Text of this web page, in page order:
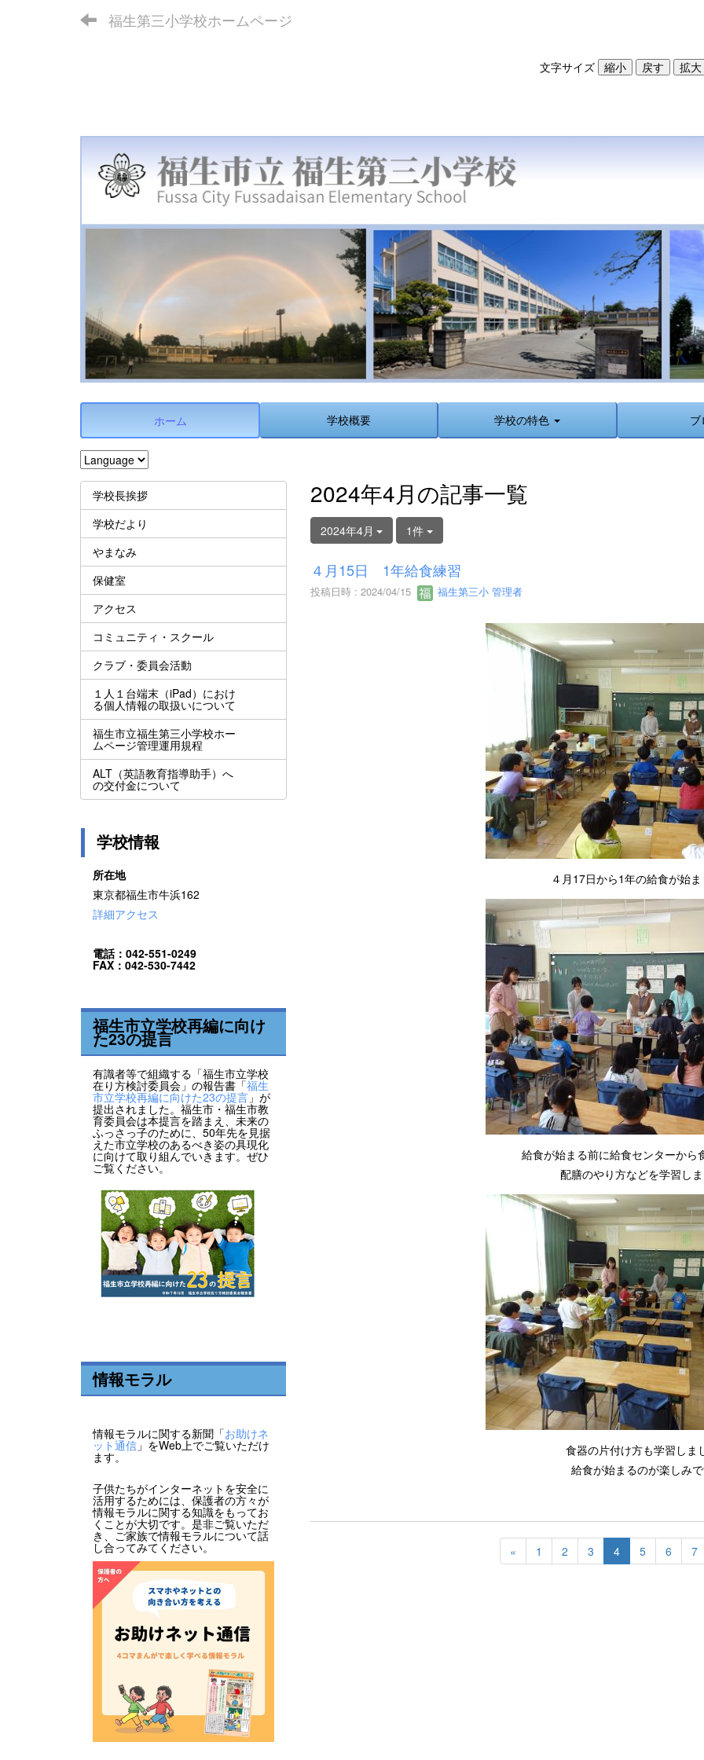
福生第三小学校ホームページ
文字サイズ
ホーム 学校概要 学校の特色
2024年4月の記事一覧
2024年4月 1件
４月15日 1年給食練習
投稿日時 : 2024/04/15 福生第三小 管理者
４月17日から1年の給食が始
給食が始まる前に給食センターから
配膳のやり方などを学習し
食器の片付け方も学習しま
給食が始まるのが楽しみ
« 1 2 3 4 5 6 7
学校長挨拶
学校だより
やまなみ
保健室
アクセス
コミュニティ・スクール
クラブ・委員会活動
１人１台端末（iPad）におけ
る個人情報の取扱いについて
福生市立福生第三小学校ホー
ムページ管理運用規程
ALT（英語教育指導助手）へ
の交付金について
学校情報
所在地
東京都福生市牛浜162
詳細アクセス
電話：042-551-0249
FAX：042-530-7442
福生市立学校再編に向け
た23の提言
有識者等で組織する「福生市立学校
在り方検討委員会」の報告書「福生
市立学校再編に向けた23の提言」が
提出されました。福生市・福生市教
育委員会は本提言を踏まえ、未来の
ふっさっ子のために、50年先を見据
えた市立学校のあるべき姿の具現化
に向けて取り組んでいきます。ぜひ
ご覧ください。
情報モラル
情報モラルに関する新聞「お助けネ
ット通信 」をWeb上でご覧いただけ
ます。
子供たちがインターネットを安全に
活用するためには、保護者の方々が
情報モラルに関する知識をもってお
くことが大切です。是非ご覧いただ
き、ご家族で情報モラルについて話
し合ってみてください。